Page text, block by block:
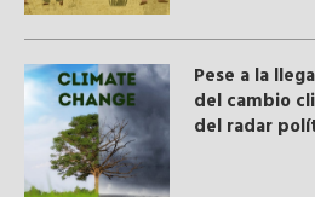
Pese a la
del cambio
del radar